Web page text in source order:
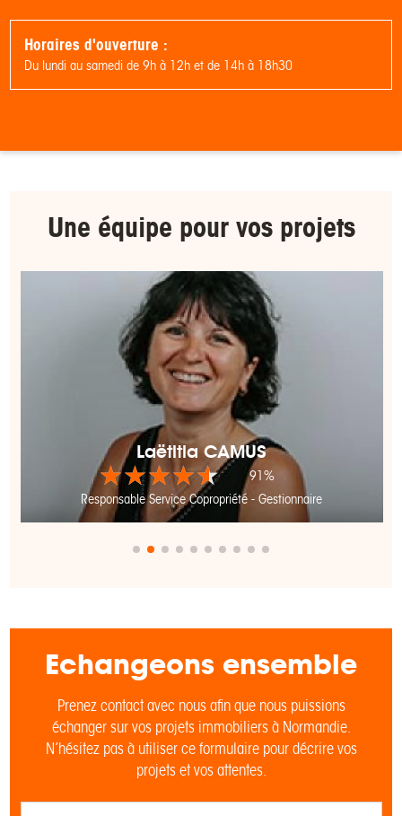
Horaires d'ouverture :
Du lundi au samedi de 9h à 12h et de 14h à 18h30
Une équipe pour vos projets
Laëtitia CAMUS
★★★★★
★★★★★
91%
Responsable Service Copropriété - Gestionnaire
Echangeons ensemble
Prenez contact avec nous afin que nous puissions
échanger sur vos projets immobiliers à Normandie.
N’hésitez pas à utiliser ce formulaire pour décrire vos
projets et vos attentes.